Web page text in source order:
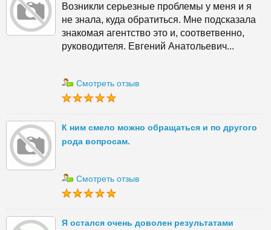
Возникли серьезные проблемы у меня и я
не знала, куда обратиться. Мне подсказала
знакомая агентство это и, соответвенно,
руководителя. Евгений Анатольевич...
Смотреть отзыв
К ним смело можно обращаться и по другого
рода вопросам.
Смотреть отзыв
Я остался очень доволен результатами